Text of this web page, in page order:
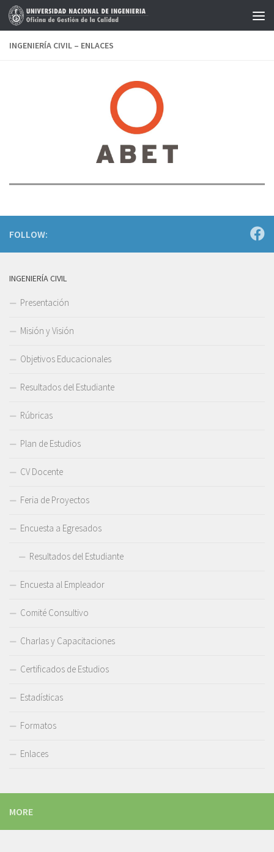
Saltar al contenido
INGENIERÍA CIVIL – ENLACES
FOLLOW:
INGENIERÍA CIVIL
Presentación
Misión y Visión
Objetivos Educacionales
Resultados del Estudiante
Rúbricas
Plan de Estudios
CV Docente
Feria de Proyectos
Encuesta a Egresados
Resultados del Estudiante
Encuesta al Empleador
Comité Consultivo
Charlas y Capacitaciones
Certificados de Estudios
Estadísticas
Formatos
Enlaces
MORE